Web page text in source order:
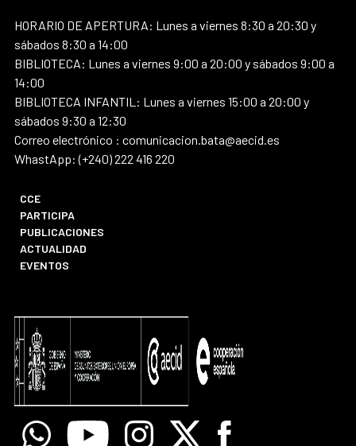
HORARIO DE APERTURA: Lunes a viernes 8:30 a 20:30 y
sábados 8:30 a 14:00
BIBLIOTECA: Lunes a viernes 9:00 a 20:00 y sábados 9:00 a
14:00
BIBLIOTECA INFANTIL: Lunes a viernes 15:00 a 20:00 y
sábados 9:30 a 12:30
Correo electrónico : comunicacion.bata@aecid.es
WhastApp: (+240) 222 416 220
CCE
PARTICIPA
PUBLICACIONES
ACTUALIDAD
EVENTOS
WhatsappYoutube Instagram
X Facebook